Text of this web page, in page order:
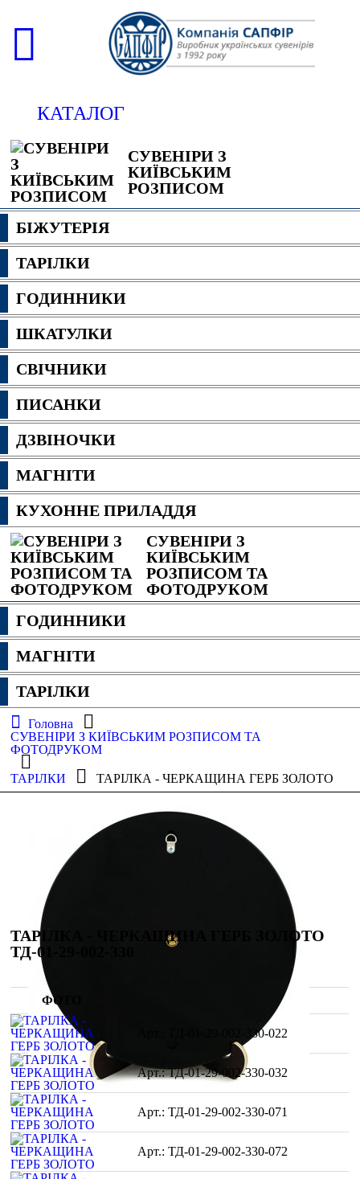
КАТАЛОГ
СУВЕНІРИ З
КИЇВСЬКИМ
РОЗПИСОМ
БІЖУТЕРІЯ
ТАРІЛКИ
ГОДИННИКИ
ШКАТУЛКИ
СВІЧНИКИ
ПИСАНКИ
ДЗВІНОЧКИ
МАГНІТИ
КУХОННЕ ПРИЛАДДЯ
СУВЕНІРИ З
КИЇВСЬКИМ
РОЗПИСОМ ТА
ФОТОДРУКОМ
ГОДИННИКИ
МАГНІТИ
ТАРІЛКИ
Головна
СУВЕНІРИ З КИЇВСЬКИМ РОЗПИСОМ ТА
ФОТОДРУКОМ
ТАРІЛКИ ТАРІЛКА - ЧЕРКАЩИНА ГЕРБ ЗОЛОТО
ТАРІЛКА - ЧЕРКАЩИНА ГЕРБ ЗОЛОТО
ТД-01-29-002-330
ФОТО
ТД-01-29-002-330-022
ТД-01-29-002-330-032
ТД-01-29-002-330-071
ТД-01-29-002-330-072